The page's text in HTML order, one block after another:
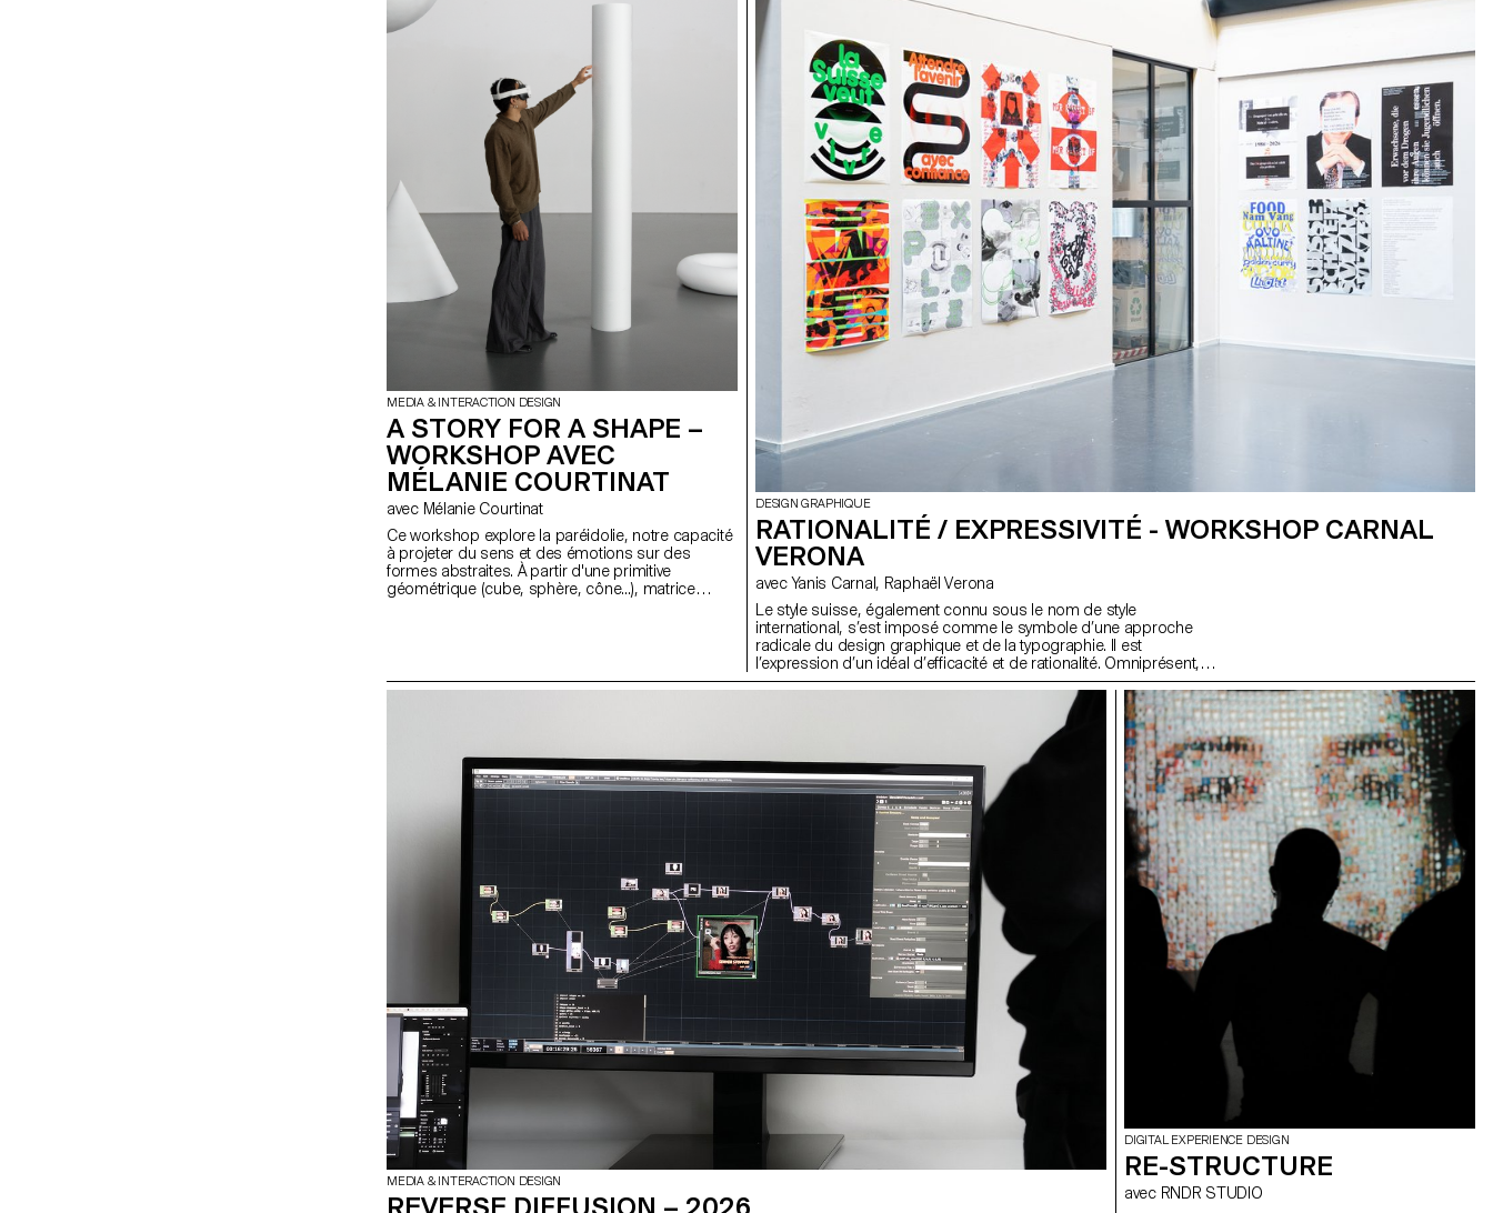
MEDIA & INTERACTION DESIGN
A STORY FOR A SHAPE –
WORKSHOP AVEC
MÉLANIE COURTINAT
avec Mélanie Courtinat
Ce workshop explore la paréidolie, notre capacité
à projeter du sens et des émotions sur des
formes abstraites. À partir d'une primitive
géométrique (cube, sphère, cône...), matrice
physique et un environnement Unreal Engine, le
projet transforme ces objets fixes en supports
DESIGN GRAPHIQUE
RATIONALITÉ / EXPRESSIVITÉ - WORKSHOP CARNAL
VERONA
avec Yanis Carnal, Raphaël Verona
Le style suisse, également connu sous le nom de style
international, s’est imposé comme le symbole d’une approche
radicale du design graphique et de la typographie. Il est
l’expression d’un idéal d’efficacité et de rationalité. Omniprésent,
plus d’un demi-siècle après son apparition, a-t-il toujours la
même pertinence aujourd’hui ? Quelle est son influence sur nos
imaginaires et sur notre pratique ? La Suisse n’a-t-elle pas
d’autres facettes à travers lesquelles communiquer et quels
pourraient être les nouveaux langages graphiques et
typographiques pour les représenter ?
MEDIA & INTERACTION DESIGN
DIGITAL EXPERIENCE DESIGN
RE-STRUCTURE
avec RNDR STUDIO